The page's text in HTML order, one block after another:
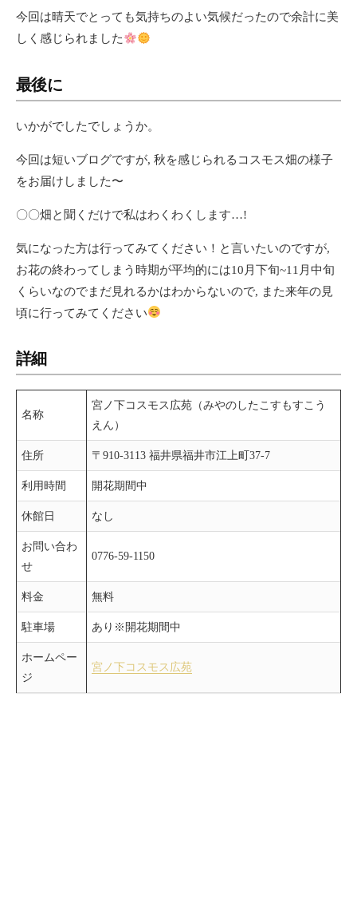
今回は晴天でとっても気持ちのよい気候だったので余計に美
しく感じられました
最後に
いかがでしたでしょうか。
今回は短いブログですが, 秋を感じられるコスモス畑の様子
をお届けしました〜
〇〇畑と聞くだけで私はわくわくします…!
気になった方は行ってみてください！と言いたいのですが,
お花の終わってしまう時期が平均的には10月下旬~11月中旬
くらいなのでまだ見れるかはわからないので, また来年の見
頃に行ってみてください
詳細
名称
宮ノ下コスモス広苑（みやのしたこすもすこう
えん）
住所 〒910-3113 福井県福井市江上町37-7
利用時間 開花期間中
休館日 なし
お問い合わ
せ
0776-59-1150
料金 無料
駐車場 あり※開花期間中
ホームペー
ジ
宮ノ下コスモス広苑